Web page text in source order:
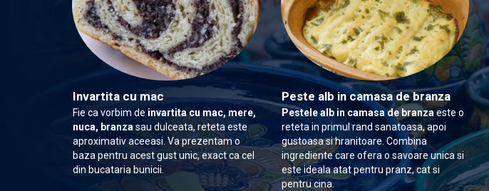
Invartita cu mac
Fie ca vorbim de invartita cu mac, mere,
nuca, branzasau dulceata, reteta este
aproximativ aceeasi. Va prezentam o
baza pentru acest gust unic, exact ca cel
din bucataria bunicii.
Peste alb in camasa de branza
Pestele alb in camasa de branza este o
reteta in primul rand sanatoasa, apoi
gustoasa si hranitoare. Combina
ingrediente care ofera o savoare unica si
este ideala atat pentru pranz, cat si
pentru cina.